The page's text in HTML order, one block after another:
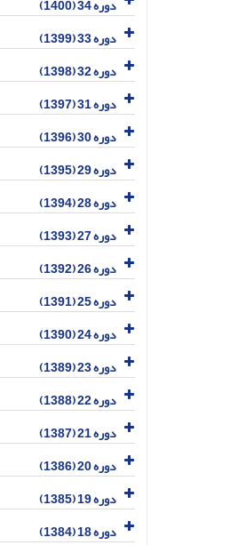
دوره 34 (1400)
دوره 33 (1399)
دوره 32 (1398)
دوره 31 (1397)
دوره 30 (1396)
دوره 29 (1395)
دوره 28 (1394)
دوره 27 (1393)
دوره 26 (1392)
دوره 25 (1391)
دوره 24 (1390)
دوره 23 (1389)
دوره 22 (1388)
دوره 21 (1387)
دوره 20 (1386)
دوره 19 (1385)
دوره 18 (1384)